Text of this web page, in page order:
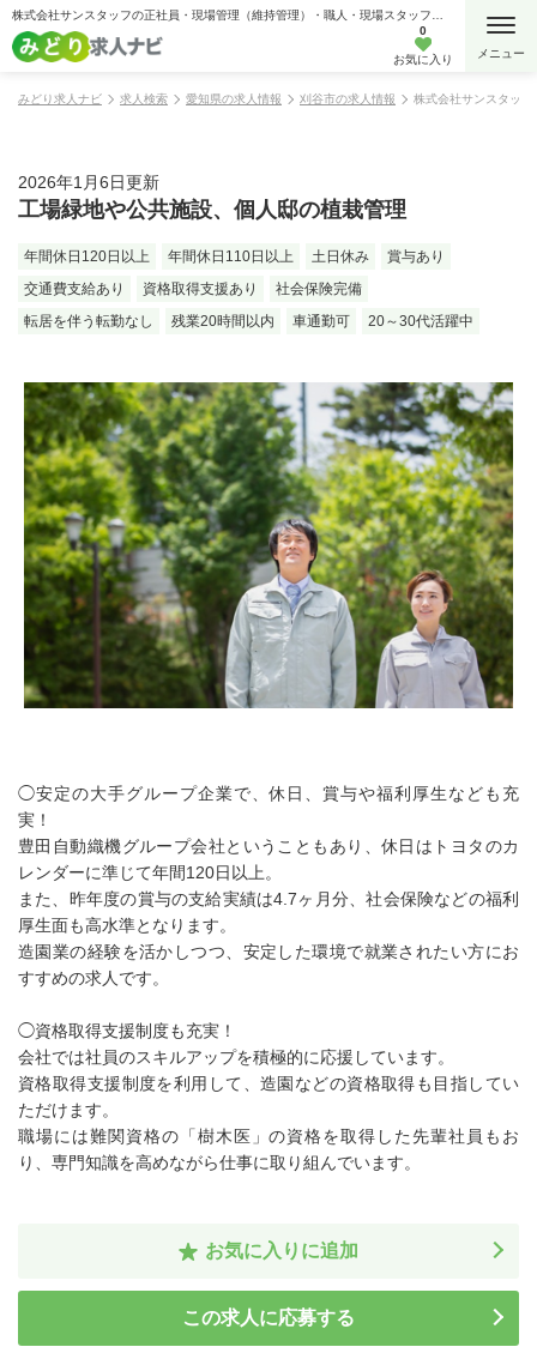
0
お気に入り
みどり求人ナビ 求人検索 愛知県の求人情報 刈谷市の求人情報 株式会社サンスタッ
2026年1月6日更新
工場緑地や公共施設、個人邸の植栽管理
年間休日120日以上 年間休日110日以上 土日休み
賞与あり
交通費支給あり
資格取得支援あり
社会保険完備
転居を伴う転勤なし
残業20時間以内 車通勤可 20～30代活躍中
◯安定の大手グループ企業で、休日、賞与や福利厚生なども充
実！
豊田自動織機グループ会社ということもあり、休日はトヨタのカ
レンダーに準じて年間120日以上。
また、昨年度の賞与の支給実績は4.7ヶ月分、社会保険などの福利
厚生面も高水準となります。
造園業の経験を活かしつつ、安定した環境で就業されたい方にお
すすめの求人です。
◯資格取得支援制度も充実！
会社では社員のスキルアップを積極的に応援しています。
資格取得支援制度を利用して、造園などの資格取得も目指してい
ただけます。
職場には難関資格の「樹木医」の資格を取得した先輩社員もお
り、専門知識を高めながら仕事に取り組んでいます。
お気に入りに追加
この求人に応募する